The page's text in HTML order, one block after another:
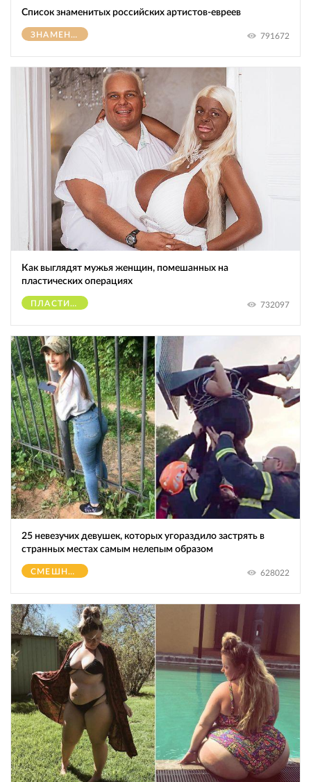
Список знаменитых российских артистов-евреев
ЗНАМЕНИТОСТИ 791672
Как выглядят мужья женщин, помешанных на
пластических операциях
ПЛАСТИЧЕСКИЕ ОПЕРАЦИИ 732097
25 невезучих девушек, которых угораздило застрять в
странных местах самым нелепым образом
СМЕШНОЕ 628022